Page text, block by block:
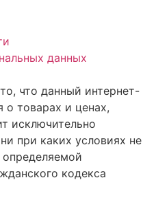
данных
что данный интернет-
о товарах и ценах,
исключительно
при каких условиях не
определяемой
кодекса